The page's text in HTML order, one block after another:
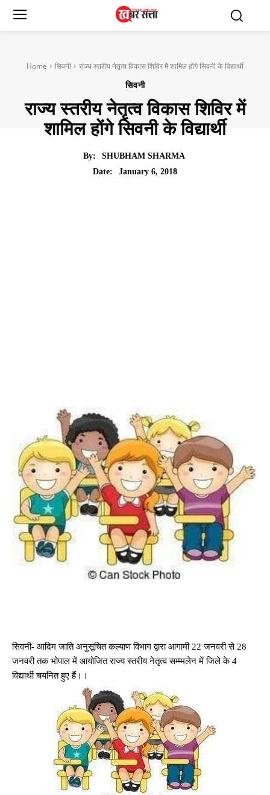
Home सिवनी राज्य स्तरीय नेतृत्व विकास शिविर में शामिल होंगे सिवनी के विद्यार्थी
सिवनी
राज्य स्तरीय नेतृत्व विकास शिविर में
शामिल होंगे सिवनी के विद्यार्थी
By:
SHUBHAM SHARMA
Date:
January 6, 2018
सिवनी- आदिम जाति अनुसूचित कल्याण विभाग द्वारा आगामी 22 जनवरी से 28
जनवरी तक भोपाल में आयोजित राज्य स्तरीय नेतृत्व सम्म्मलेन में जिले के 4
विद्यार्थी चयनित हुए हैं।।